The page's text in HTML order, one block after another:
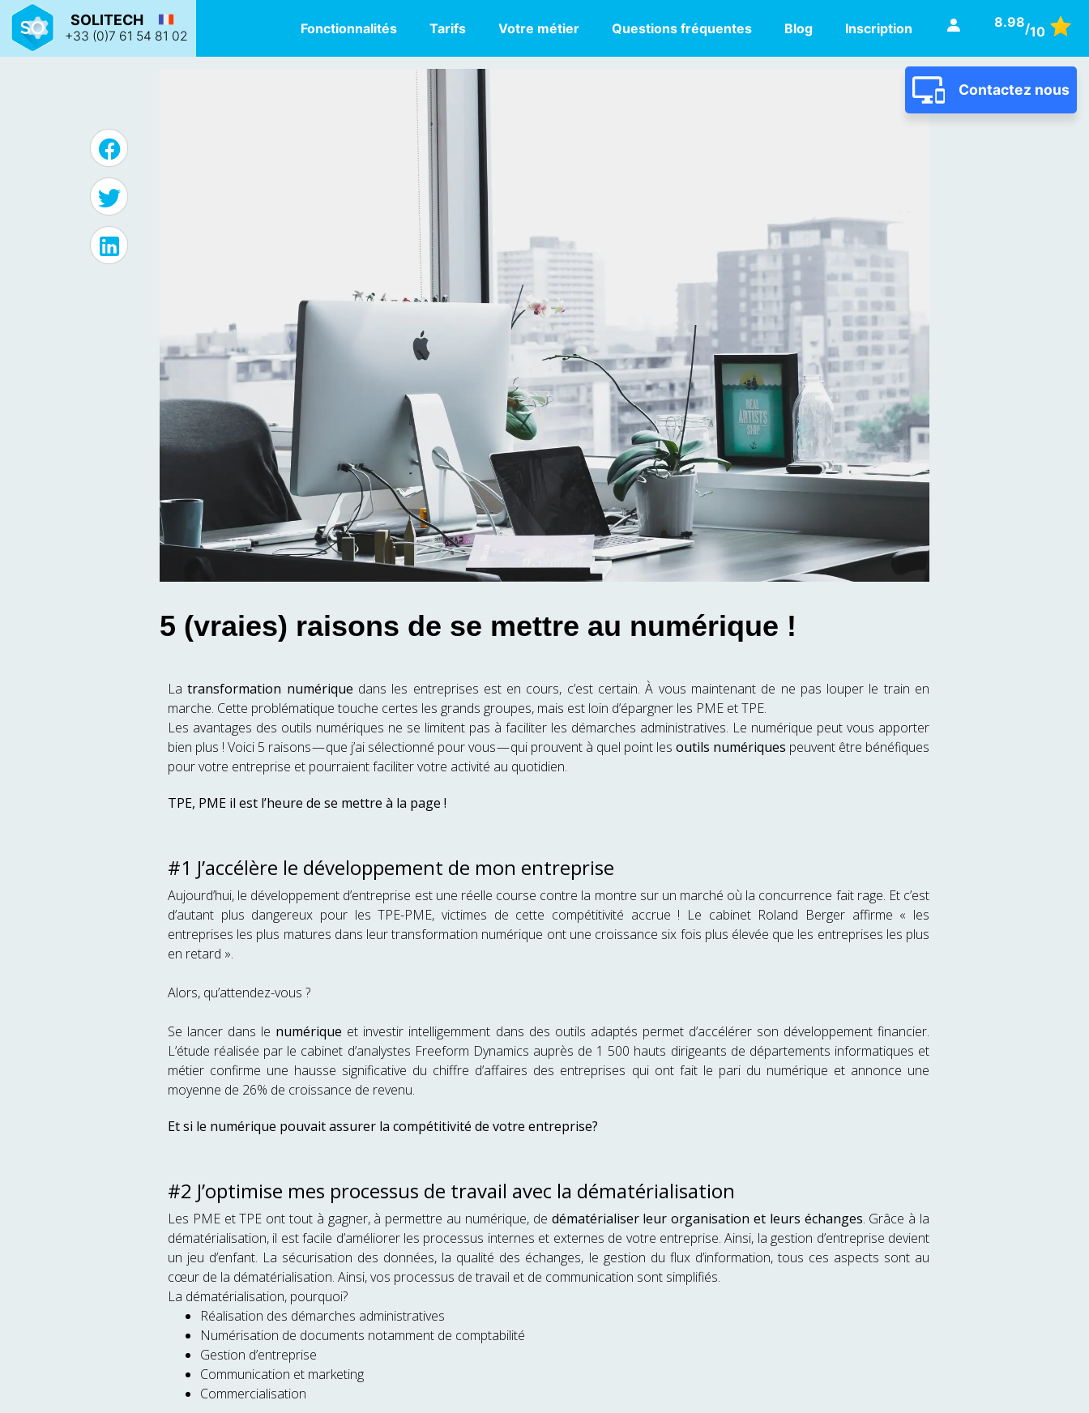
SOLITECH
+33 (0)7 61 54 81 02 Fonctionnalités Tarifs Votre métier Questions fréquentes Blog Inscription 8.98/10
Tester l'application
Justine VAUCHELLE
5 (vraies) raisons de se mettre au numérique !
Latransformation numérique dans les entreprises est en cours, c’est certain. À vous maintenant de ne pas louper le train en
marche. Cette problématique touche certes les grands groupes, mais est loin d’épargner les PME et TPE.
Les avantages des outils numériques ne se limitent pas à faciliter les démarches administratives. Le numérique peut vous apporter
bien plus ! Voici 5 raisons — que j’ai sélectionné pour vous — qui prouvent à quel point les outils numériques peuvent être bénéfiques
pour votre entreprise et pourraient faciliter votre activité au quotidien.
TPE, PME il est l’heure de se mettre à la page !
#1 J’accélère le développement de mon entreprise
Aujourd’hui, le développement d’entreprise est une réelle course contre la montre sur un marché où la concurrence fait rage. Et c’est
d’autant plus dangereux pour les TPE-PME, victimes de cette compétitivité accrue ! Le cabinet Roland Berger affirme « les
entreprises les plus matures dans leur transformation numérique ont une croissance six fois plus élevée que les entreprises les plus
en retard ».
Alors, qu’attendez-vous ?
Se lancer dans le numérique et investir intelligemment dans des outils adaptés permet d’accélérer son développement financier.
L’étude réalisée par le cabinet d’analystes Freeform Dynamics auprès de 1 500 hauts dirigeants de départements informatiques et
métier confirme une hausse significative du chiffre d’affaires des entreprises qui ont fait le pari du numérique et annonce une
moyenne de 26% de croissance de revenu.
Et si le numérique pouvait assurer la compétitivité de votre entreprise?
#2 J’optimise mes processus de travail avec la dématérialisation
Les PME et TPE ont tout à gagner, à permettre au numérique, de dématérialiser leur organisation et leurs échanges. Grâce à la
dématérialisation, il est facile d’améliorer les processus internes et externes de votre entreprise. Ainsi, la gestion d’entreprise devient
un jeu d’enfant. La sécurisation des données, la qualité des échanges, le gestion du flux d’information, tous ces aspects sont au
cœur de la dématérialisation. Ainsi, vos processus de travail et de communication sont simplifiés.
La dématérialisation, pourquoi?
Réalisation des démarches administratives
Numérisation de documents notamment de comptabilité
Gestion d’entreprise
Communication et marketing
Commercialisation